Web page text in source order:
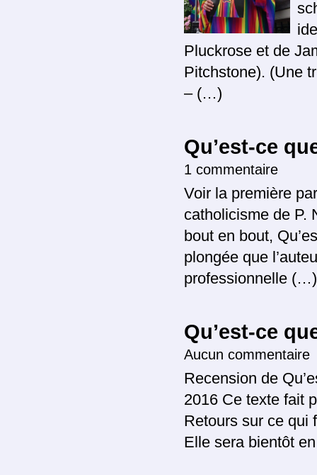
Pluckrose et de
Pitchstone). (Une
– (…)
Qu’est-ce
1 commentaire
Voir la première
catholicisme de P.
bout en bout,
plongée que
professionnelle (…)
Qu’est-ce
Aucun commentaire
Recension de
2016 Ce texte fait
Retours sur ce qui
Elle sera bientôt